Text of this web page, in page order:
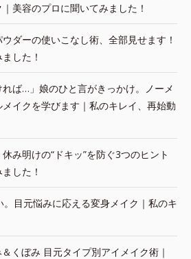
美容のプロに聞いてみました！
ウダーの使いこなし術、全部見せます！
した！
れば…」娘のひと言がきっかけ。ノーメ
イクを学びます｜私のキレイ、再始動
み明けの“ドキッ”を防ぐ3つのヒント
した！
目元悩みに応える変身メイク｜私のキ
くぼみ 目元タイプ別アイメイク術｜